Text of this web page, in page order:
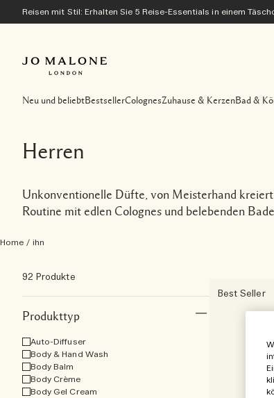
Reisen mit Stil: Erhalten Sie 5 Reise-Essentials in einem
Neu und beliebtBestsellerColognesZuhause & KerzenBad &
Herren
Unkonventionelle Düfte, von Meisterhand
Routine mit edlen Colognes und belebenden
Home / ihn
92 Produkte
Produkttyp
Auto-Diffuser
Body & Hand Wash
Body Balm
Body Crème
Body Gel Cream
Best Seller